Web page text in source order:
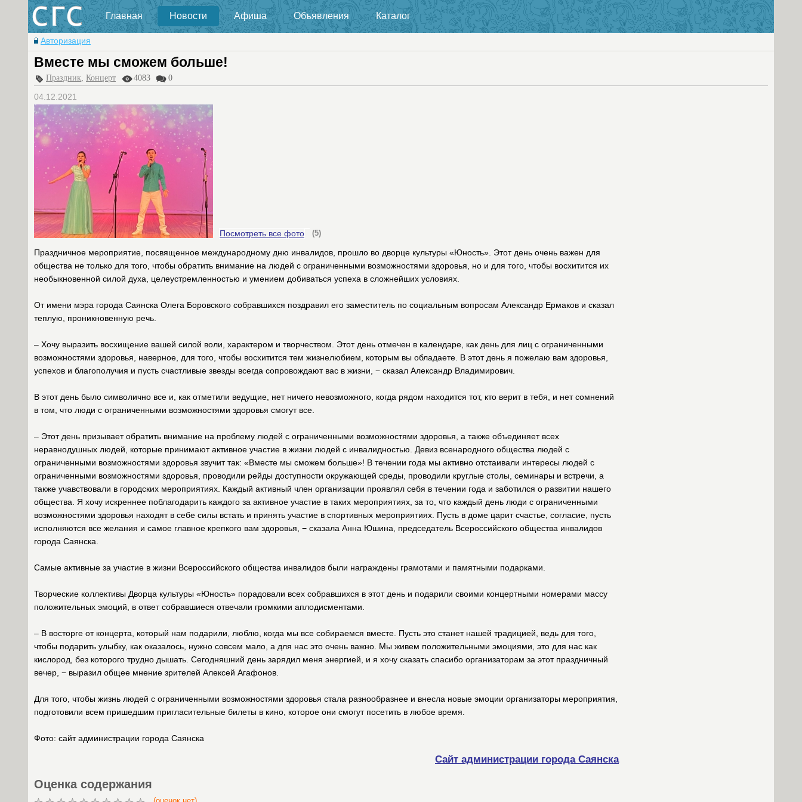
Главная Новости Афиша Объявления Каталог
Авторизация
Вместе мы сможем больше!
Праздник, Концерт 4083 0
04.12.2021
Посмотреть все фото (5)
Праздничное мероприятие, посвященное международному дню инвалидов, прошло во дворце культуры «Юность». Этот день очень важен для
общества не только для того, чтобы обратить внимание на людей с ограниченными возможностями здоровья, но и для того, чтобы восхитится их
необыкновенной силой духа, целеустремленностью и умением добиваться успеха в сложнейших условиях.
От имени мэра города Саянска Олега Боровского собравшихся поздравил его заместитель по социальным вопросам Александр Ермаков и сказал
теплую, проникновенную речь.
– Хочу выразить восхищение вашей силой воли, характером и творчеством. Этот день отмечен в календаре, как день для лиц с ограниченными
возможностями здоровья, наверное, для того, чтобы восхитится тем жизнелюбием, которым вы обладаете. В этот день я пожелаю вам здоровья,
успехов и благополучия и пусть счастливые звезды всегда сопровождают вас в жизни, − сказал Александр Владимирович.
В этот день было символично все и, как отметили ведущие, нет ничего невозможного, когда рядом находится тот, кто верит в тебя, и нет сомнений
в том, что люди с ограниченными возможностями здоровья смогут все.
– Этот день призывает обратить внимание на проблему людей с ограниченными возможностями здоровья, а также объединяет всех
неравнодушных людей, которые принимают активное участие в жизни людей с инвалидностью. Девиз всенародного общества людей с
ограниченными возможностями здоровья звучит так: «Вместе мы сможем больше»! В течении года мы активно отстаивали интересы людей с
ограниченными возможностями здоровья, проводили рейды доступности окружающей среды, проводили круглые столы, семинары и встречи, а
также учавствовали в городских мероприятиях. Каждый активный член организации проявлял себя в течении года и заботился о развитии нашего
общества. Я хочу искреннее поблагодарить каждого за активное участие в таких мероприятиях, за то, что каждый день люди с ограниченными
возможностями здоровья находят в себе силы встать и принять участие в спортивных мероприятиях. Пусть в доме царит счастье, согласие, пусть
исполняются все желания и самое главное крепкого вам здоровья, − сказала Анна Юшина, председатель Всероссийского общества инвалидов
города Саянска.
Самые активные за участие в жизни Всероссийского общества инвалидов были награждены грамотами и памятными подарками.
Творческие коллективы Дворца культуры «Юность» порадовали всех собравшихся в этот день и подарили своими концертными номерами массу
положительных эмоций, в ответ собравшиеся отвечали громкими аплодисментами.
– В восторге от концерта, который нам подарили, люблю, когда мы все собираемся вместе. Пусть это станет нашей традицией, ведь для того,
чтобы подарить улыбку, как оказалось, нужно совсем мало, а для нас это очень важно. Мы живем положительными эмоциями, это для нас как
кислород, без которого трудно дышать. Сегодняшний день зарядил меня энергией, и я хочу сказать спасибо организаторам за этот праздничный
вечер, − выразил общее мнение зрителей Алексей Агафонов.
Для того, чтобы жизнь людей с ограниченными возможностями здоровья стала разнообразнее и внесла новые эмоции организаторы мероприятия,
подготовили всем пришедшим пригласительные билеты в кино, которое они смогут посетить в любое время.
Фото: сайт администрации города Саянска
Сайт администрации города Саянска
Оценка содержания